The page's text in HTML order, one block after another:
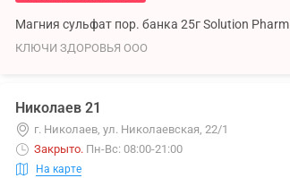
Магния сульфат пор. банка 25г Solution Pharm
КЛЮЧИ ЗДОРОВЬЯ ООО
Николаев 21
г. Николаев, ул. Николаевская, 22/1
Закрыто. Пн-Вс: 08:00-21:00
На карте